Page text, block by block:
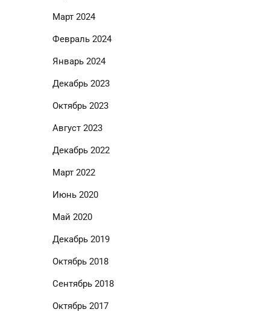
Март 2024
Февраль 2024
Январь 2024
Декабрь 2023
Октябрь 2023
Август 2023
Декабрь 2022
Март 2022
Июнь 2020
Май 2020
Декабрь 2019
Октябрь 2018
Сентябрь 2018
Октябрь 2017